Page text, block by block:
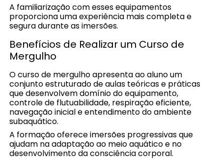
A familiarização com esses equipamentos
proporciona uma experiência mais completa e
segura durante as imersões.
Benefícios de Realizar um Curso de
Mergulho
O curso de mergulho apresenta ao aluno um
conjunto estruturado de aulas teóricas e práticas
que desenvolvem domínio do equipamento,
controle de flutuabilidade, respiração eficiente,
navegação inicial e entendimento do ambiente
subaquático.
A formação oferece imersões progressivas que
ajudam na adaptação ao meio aquático e no
desenvolvimento da consciência corporal.